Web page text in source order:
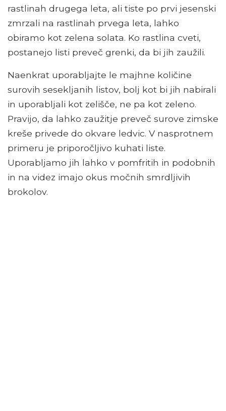
rastlinah drugega leta, ali tiste po prvi jesenski
zmrzali na rastlinah prvega leta, lahko
obiramo kot zelena solata. Ko rastlina cveti,
postanejo listi preveč grenki, da bi jih zaužili.
Naenkrat uporabljajte le majhne količine
surovih sesekljanih listov, bolj kot bi jih nabirali
in uporabljali kot zelišče, ne pa kot zeleno.
Pravijo, da lahko zaužitje preveč surove zimske
kreše privede do okvare ledvic. V nasprotnem
primeru je priporočljivo kuhati liste.
Uporabljamo jih lahko v pomfritih in podobnih
in na videz imajo okus močnih smrdljivih
brokolov.